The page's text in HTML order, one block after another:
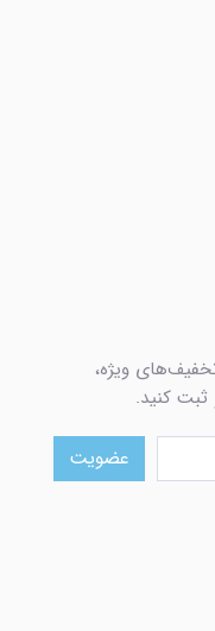
ویژه،
ثبت کنید.
عضویت